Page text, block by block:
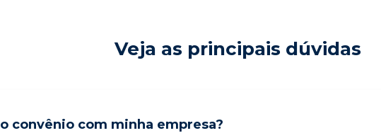
Veja as principais dúvidas
convênio com minha empresa?